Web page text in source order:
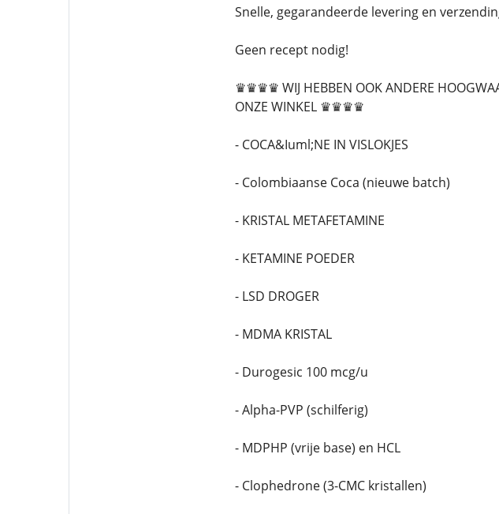
Snelle, gegarandeerde levering en
Geen recept nodig!
♛♛♛♛ WIJ HEBBEN OOK ANDERE
ONZE WINKEL ♛♛♛♛
- COCA&Iuml;NE IN VISLOKJES
- Colombiaanse Coca (nieuwe batch)
- KRISTAL METAFETAMINE
- KETAMINE POEDER
- LSD DROGER
- MDMA KRISTAL
- Durogesic 100 mcg/u
- Alpha-PVP (schilferig)
- MDPHP (vrije base) en HCL
- Clophedrone (3-CMC kristallen)